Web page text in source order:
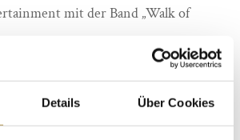
Details Über Cookies
mit der Band „Walk of
musikalischer Begleitung